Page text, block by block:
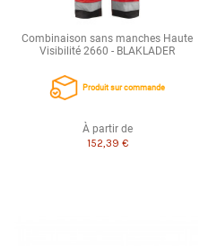
Combinaison sans manches Haute
Visibilité 2660 - BLAKLADER
Produit sur commande
À partir de
152,39 €